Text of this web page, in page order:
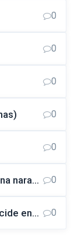
0
0
0
0
0
La Zarza de Moisés (Un enano con una naranja) 0
La Zarza de Moisés (Un guerrero decide encaminarse a una muerte segura) 0